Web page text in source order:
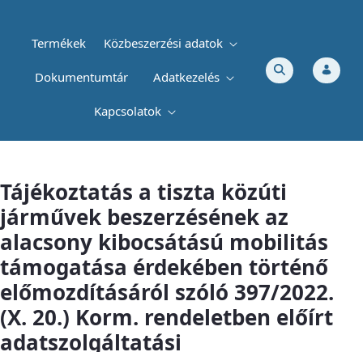
Termékek Közbeszerzési adatok
Dokumentumtár Adatkezelés
Kapcsolatok
Tájékoztatás a tiszta közúti
járművek beszerzésének az
alacsony kibocsátású mobilitás
támogatása érdekében történő
előmozdításáról szóló 397/2022.
(X. 20.) Korm. rendeletben előírt
adatszolgáltatási